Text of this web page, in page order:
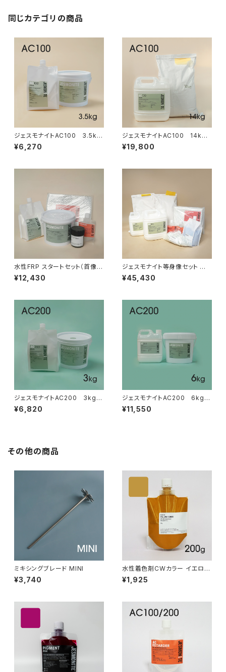
同じカテゴリの商品
ジェスモナイトAC100 3.5kg
セット
¥6,270
ジェスモナイトAC100 14kg
セット
¥19,800
水性FRP スタートセット（首像 2
個分）
¥12,430
ジェスモナイト等身像セット 主
材21kg分
¥45,430
ジェスモナイトAC200 3kgセ
ット
¥6,820
ジェスモナイトAC200 6kgセ
ット
¥11,550
その他の商品
ミキシングブレード MINI
¥3,740
水性着色剤CWカラー イエロー
オーカー 200g
¥1,925